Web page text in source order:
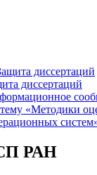
диссертаций
диссертаций
тему «Методики
РАН